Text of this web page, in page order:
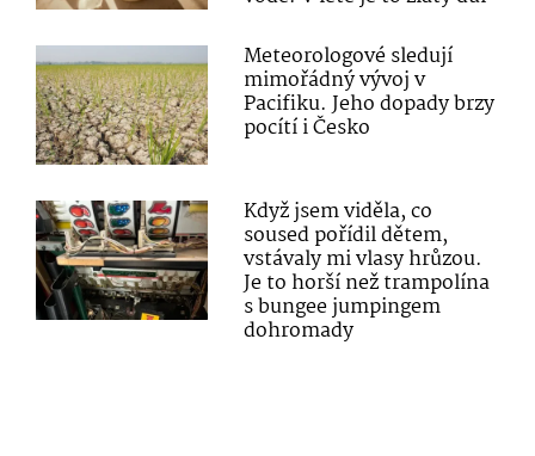
Meteorologové sledují
mimořádný vývoj v
Pacifiku. Jeho dopady brzy
pocítí i Česko
Když jsem viděla, co
soused pořídil dětem,
vstávaly mi vlasy hrůzou.
Je to horší než trampolína
s bungee jumpingem
dohromady